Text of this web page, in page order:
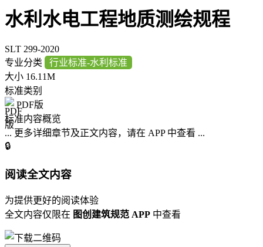
水利水电工程地质测绘规程
SLT 299-2020
专业分类
行业标准-水利标准
大小 16.11M
标准类别
PDF版
标准内容概览
... 更多详细章节及正文内容，请在 APP 中查看 ...
🔒
阅读全文内容
为提供更好的阅读体验
全文内容仅限在 图创建筑规范 APP 中查看